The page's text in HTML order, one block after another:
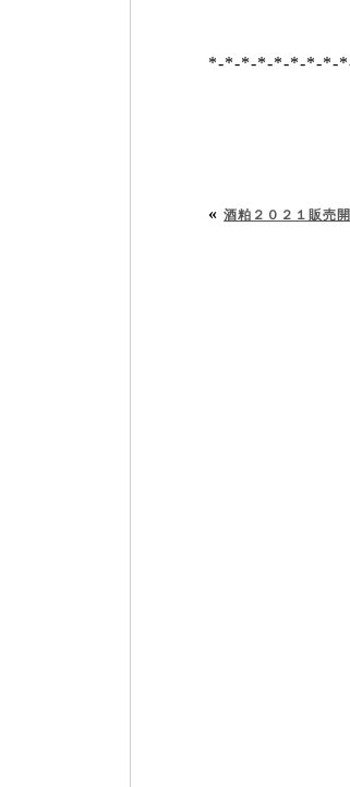
*-*-*-*-*-*-*-*-
«酒粕２０２１販売